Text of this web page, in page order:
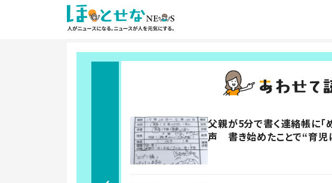
父親が5分で書く連絡帳に「
声 書き始めたことで“育児